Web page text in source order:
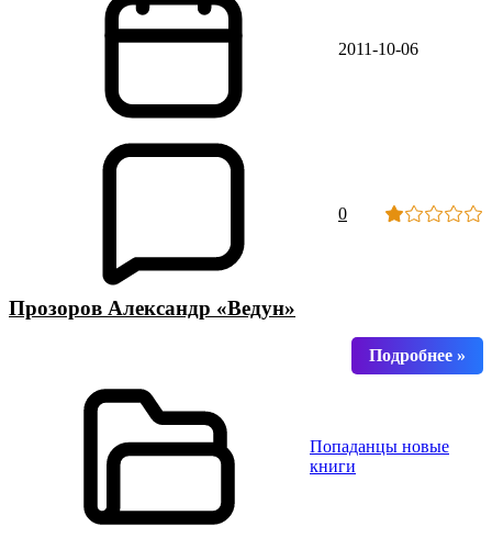
2011-10-06
0
Прозоров Александр «Ведун»
Попаданцы новые
книги